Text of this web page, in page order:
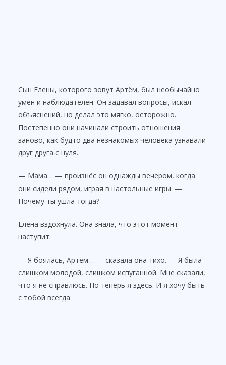
Сын Елены, которого зовут Артём, был необычайно
умён и наблюдателен. Он задавал вопросы, искал
объяснений, но делал это мягко, осторожно.
Постепенно они начинали строить отношения
заново, как будто два незнакомых человека узнавали
друг друга с нуля.
— Мама… — произнёс он однажды вечером, когда
они сидели рядом, играя в настольные игры. —
Почему ты ушла тогда?
Елена вздохнула. Она знала, что этот момент
наступит.
— Я боялась, Артём… — сказала она тихо. — Я была
слишком молодой, слишком испуганной. Мне сказали,
что я не справлюсь. Но теперь я здесь. И я хочу быть
с тобой всегда.